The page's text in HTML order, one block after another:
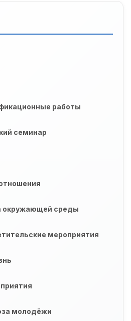
работы
семинар
окружающей среды
мероприятия
молодёжи